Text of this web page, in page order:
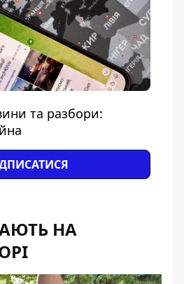
та разбори:
НА